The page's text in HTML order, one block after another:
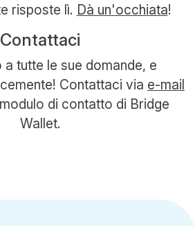
risposte lì. Dà un'occhiata!
Contattaci
a tutte le sue domande, e
Contattaci via e-mail
di contatto di Bridge
Wallet.